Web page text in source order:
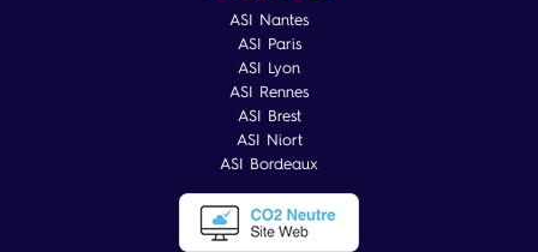
ASI Nantes
ASI Paris
ASI Lyon
ASI Rennes
ASI Brest
ASI Niort
ASI Bordeaux